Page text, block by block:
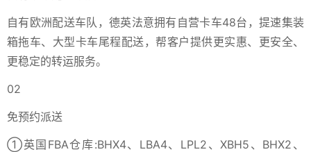
自有欧洲配送车队，德英法意拥有自营卡车48台，提速集装
箱拖车、大型卡车尾程配送，帮客户提供更实惠、更安全、
更稳定的转运服务。
02
免预约派送
①英国FBA仓库:BHX4、LBA4、LPL2、XBH5、BHX2、